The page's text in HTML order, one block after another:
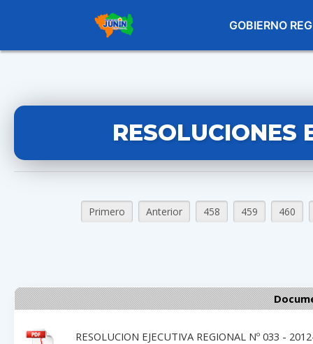
GOBIERNO
RESOLUCIONES
Primero Anterior 458 459 460
RESOLUCION EJECUTIVA REGIONAL Nº 033 -